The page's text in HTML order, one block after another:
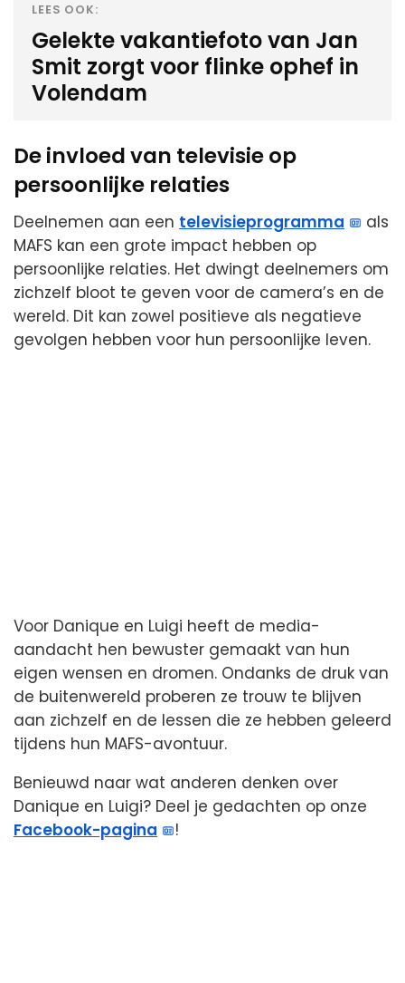
LEES OOK:
Gelekte vakantiefoto van Jan
Smit zorgt voor flinke ophef in
Volendam
De invloed van televisie op
persoonlijke relaties
Deelnemen aan een televisieprogramma
als
MAFS kan een grote impact hebben op
persoonlijke relaties. Het dwingt deelnemers om
zichzelf bloot te geven voor de camera’s en de
wereld. Dit kan zowel positieve als negatieve
gevolgen hebben voor hun persoonlijke leven.
Voor Danique en Luigi heeft de media-
aandacht hen bewuster gemaakt van hun
eigen wensen en dromen. Ondanks de druk van
de buitenwereld proberen ze trouw te blijven
aan zichzelf en de lessen die ze hebben geleerd
tijdens hun MAFS-avontuur.
Benieuwd naar wat anderen denken over
Danique en Luigi? Deel je gedachten op onze
Facebook-pagina
!